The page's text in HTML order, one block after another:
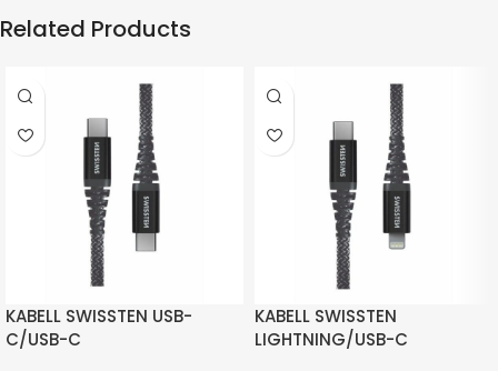
Related Products
KABELL SWISSTEN USB-
C/USB-C
KABELL SWISSTEN
LIGHTNING/USB-C